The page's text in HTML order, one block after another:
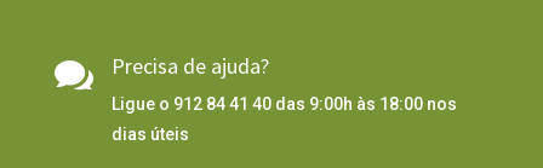
 Precisa de ajuda?
Ligue o 912 84 41 40 das 9:00h às 18:00 nos
dias úteis